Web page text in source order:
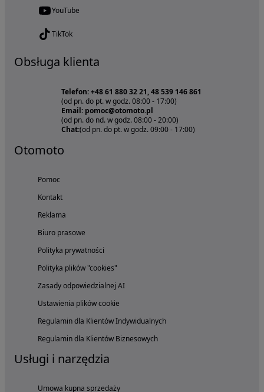
YouTube
TikTok
Obsługa klienta
Telefon: +48 61 880 32 21, 48 539 146 861
(od pn. do pt. w godz. 08:00 - 17:00)
Email: pomoc@otomoto.pl
(od pn. do nd. w godz. 08:00 - 20:00)
Chat:(od pn. do pt. w godz. 09:00 - 17:00)
Otomoto
Pomoc
Kontakt
Reklama
Biuro prasowe
Polityka prywatności
Polityka plików "cookies"
Zasady odpowiedzialnej AI
Ustawienia plików cookie
Regulamin dla Klientów Indywidualnych
Regulamin dla Klientów Biznesowych
Usługi i narzędzia
Umowa kupna sprzedaży